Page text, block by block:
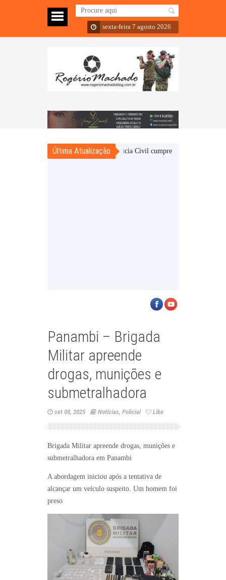
sexta-feira 7 agosto 2026
Última Atualização
Sarandi – Policia Civil cumpre mandado de busca e
Panambi – Brigada
Militar apreende
drogas, munições e
submetralhadora
set 08, 2025 Notícias, Policial Like
Brigada Militar apreende drogas, munições e
submetralhadora em Panambi
A abordagem iniciou após a tentativa de
alcançar um veículo suspeito. Um homem foi
preso